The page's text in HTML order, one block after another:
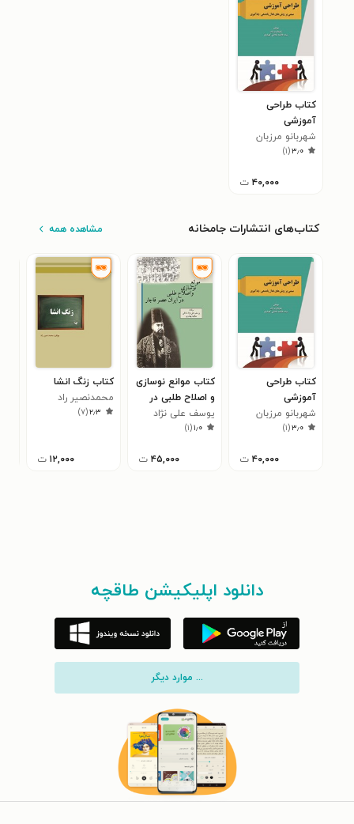
کتاب طراحی
آموزشی
شهربانو مرزبان
۳٫۰(۱)
۴۰,۰۰۰ ت
کتاب‌های انتشارات جامخانه مشاهده همه
کتاب طراحی
آموزشی
شهربانو مرزبان
۳٫۰(۱)
۴۰,۰۰۰ ت
کتاب موانع نوسازی
و اصلاح طلبی در
ایران عصر قاجار
یوسف علی نژاد
ندافی
۱٫۰(۱)
۴۵,۰۰۰ ت
کتاب زنگ انشا
محمدنصیر راد
۲٫۳(۷)
۱۲,۰۰۰ ت
دانلود اپلیکیشن طاقچه
... موارد دیگر